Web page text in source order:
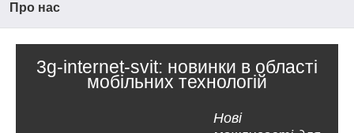
Про нас
3g-internet-svit: новинки в області
мобільних технологій
Нові